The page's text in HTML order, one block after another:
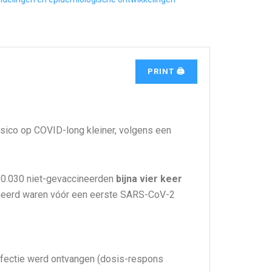
PRINT 🖨
op COVID-long kleiner, volgens een
niet-gevaccineerden bijna vier keer
waren vóór een eerste SARS-CoV-2
werd ontvangen (dosis-respons